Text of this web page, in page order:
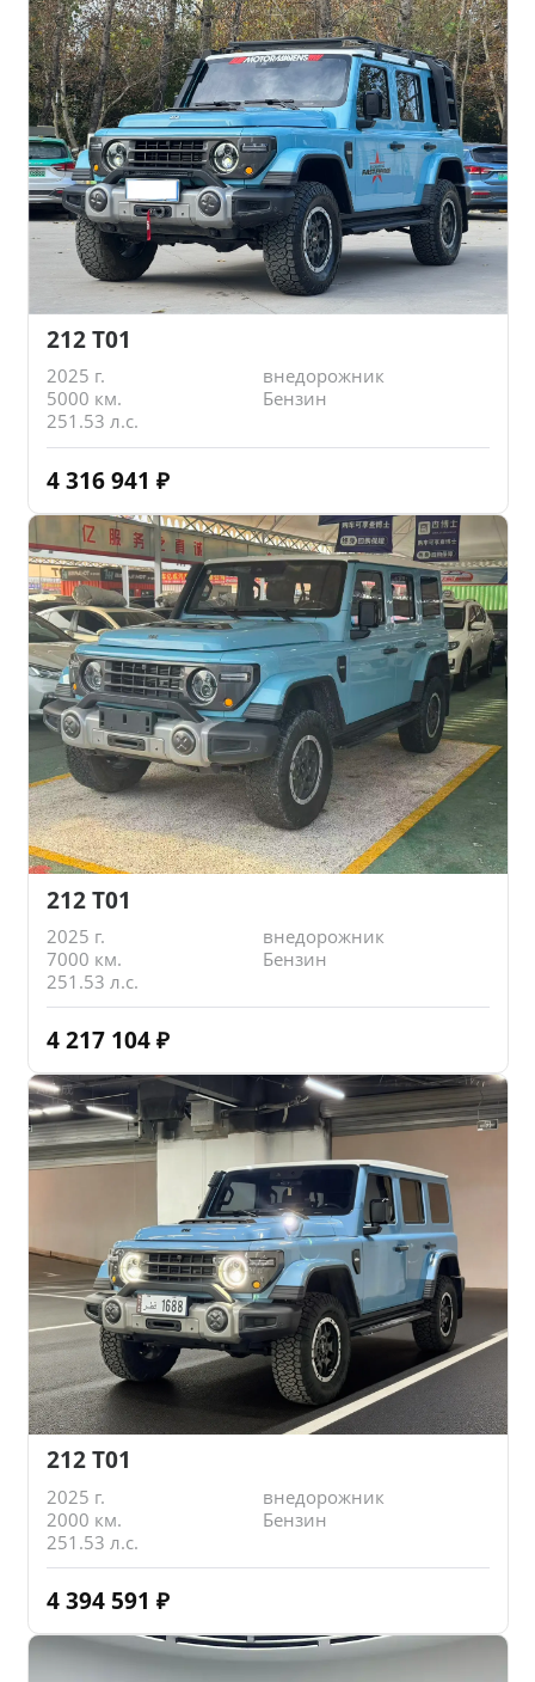
212 T01
2025 г.
внедорожник
5000 км.
Бензин
251.53 л.с.
4 316 941 ₽
212 T01
2025 г.
внедорожник
7000 км.
Бензин
251.53 л.с.
4 217 104 ₽
212 T01
2025 г.
внедорожник
2000 км.
Бензин
251.53 л.с.
4 394 591 ₽